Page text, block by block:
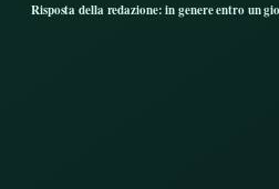
Risposta della redazione: in genere entro un